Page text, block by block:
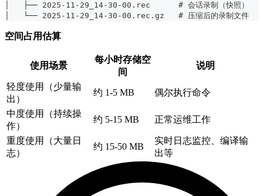
│   ├── 2025-11-29_14-30-00.rec      # 会话录制（快照）
│   └── 2025-11-29_14-30-00.rec.gz   # 压缩后的录制文件
空间占用估算
使用场景
每小时存储空
间
说明
轻度使用（少量输
出）
约 1-5 MB 偶尔执行命令
中度使用（持续操
作）
约 5-15 MB 正常运维工作
重度使用（大量日
志）
约 15-50 MB
实时日志监控、编译输
出等